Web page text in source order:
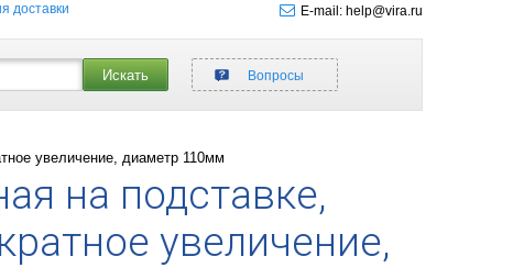
доставки E-mail: help@vira.ru
Искать Вопросы
увеличение, диаметр 110мм
на подставке,
увеличение,